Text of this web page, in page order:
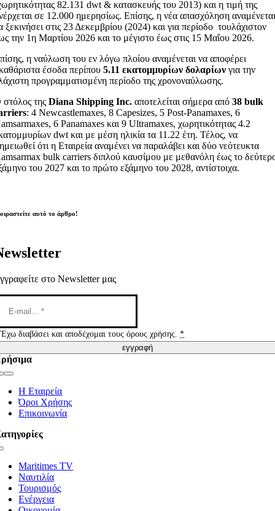
82.131 dwt & κατασκευής του 2013) και η τιμή της
σε 12.000 ημερησίως. Επίσης, η νέα απασχόληση
ξεκινήσει στις 23 Δεκεμβρίου (2024) και για περίοδο τουλάχιστον
την 1η Μαρτίου 2026 και το μέγιστο έως στις 15 Μαΐου 2026.
η ναύλωση του εν λόγω πλοίου αναμένεται να αποφέρει
έσοδα περίπου5.11 εκατομμυρίων δολαρίων για την
προγραμματισμένη περίοδο της χρονοναύλωσης.
τηςDiana Shipping Inc. αποτελείται σήμερα από38 bulk
: 4 Newcastlemaxes, 8 Capesizes, 5 Post-Panamaxes, 6
6 Panamaxes και 9 Ultramaxes, χωρητικότητας 4.2
dwt και με μέση ηλικία τα 11.22 έτη. Τέλος, να
ότι η Εταιρεία αναμένει να παραλάβει και δύο νεότευκτα
bulk carriers διπλού καυσίμου με μεθανόλη έως το
του 2027 και το πρώτο εξάμηνο του 2028, αντίστοιχα.
αυτό το άρθρο!
στο Newsletter μας
Έχω διαβάσει και αποδέχομαι τους όρους χρήσης.*
εγγραφή
Η Εταιρεία
Όροι Χρήσης
Επικοινωνία
Maritimes TV
Ναυτιλία
Τουρισμός
Ενέργεια